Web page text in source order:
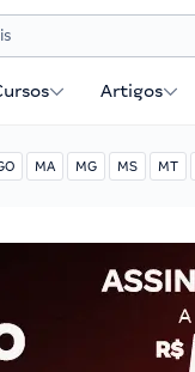
Artigos
MA MG MS MT